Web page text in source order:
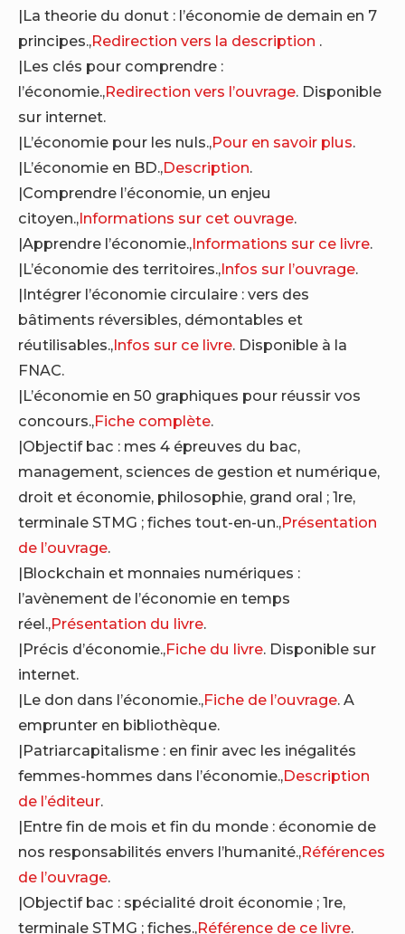
|La theorie du donut : l’économie de demain en 7
principes.,Redirection vers la description .
|Les clés pour comprendre :
l’économie.,Redirection vers l’ouvrage. Disponible
sur internet.
|L’économie pour les nuls.,Pour en savoir plus.
|L’économie en BD.,Description.
|Comprendre l’économie, un enjeu
citoyen.,Informations sur cet ouvrage.
|Apprendre l’économie.,Informations sur ce livre.
|L’économie des territoires.,Infos sur l’ouvrage.
|Intégrer l’économie circulaire : vers des
bâtiments réversibles, démontables et
réutilisables.,Infos sur ce livre. Disponible à la
FNAC.
|L’économie en 50 graphiques pour réussir vos
concours.,Fiche complète.
|Objectif bac : mes 4 épreuves du bac,
management, sciences de gestion et numérique,
droit et économie, philosophie, grand oral ; 1re,
terminale STMG ; fiches tout-en-un.,Présentation
de l’ouvrage.
|Blockchain et monnaies numériques :
l’avènement de l’économie en temps
réel.,Présentation du livre.
|Précis d’économie.,Fiche du livre. Disponible sur
internet.
|Le don dans l’économie.,Fiche de l’ouvrage. A
emprunter en bibliothèque.
|Patriarcapitalisme : en finir avec les inégalités
femmes-hommes dans l’économie.,Description
de l’éditeur.
|Entre fin de mois et fin du monde : économie de
nos responsabilités envers l’humanité.,Références
de l’ouvrage.
|Objectif bac : spécialité droit économie ; 1re,
terminale STMG ; fiches.,Référence de ce livre.